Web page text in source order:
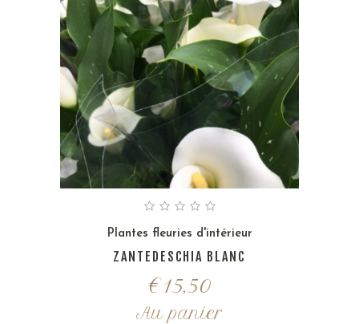
Plantes fleuries d'intérieur
ZANTEDESCHIA BLANC
€15,50
Au panier